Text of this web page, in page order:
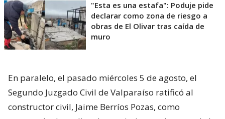
"Esta es una estafa": Poduje pide
declarar como zona de riesgo a
obras de El Olivar tras caída de
muro
En paralelo, el pasado miércoles 5 de agosto, el
Segundo Juzgado Civil de Valparaíso ratificó al
constructor civil, Jaime Berríos Pozas, como